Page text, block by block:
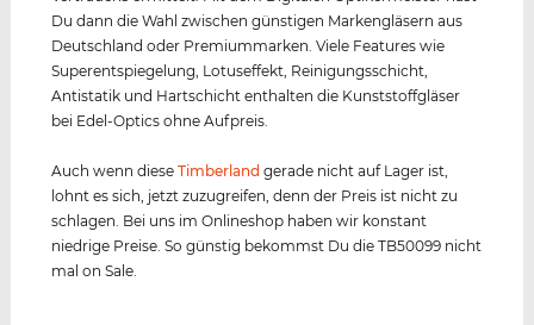
Du dann die Wahl zwischen günstigen Markengläsern aus
Deutschland oder Premiummarken. Viele Features wie
Superentspiegelung, Lotuseffekt, Reinigungsschicht,
Antistatik und Hartschicht enthalten die Kunststoffgläser
bei Edel-Optics ohne Aufpreis.
Auch wenn dieseTimberland gerade nicht auf Lager ist,
lohnt es sich, jetzt zuzugreifen, denn der Preis ist nicht zu
schlagen. Bei uns im Onlineshop haben wir konstant
niedrige Preise. So günstig bekommst Du die TB50099 nicht
mal on Sale.